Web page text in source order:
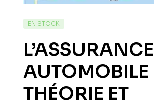
EN STOCK
L’ASSURANCE
AUTOMOBILE
THÉORIE ET